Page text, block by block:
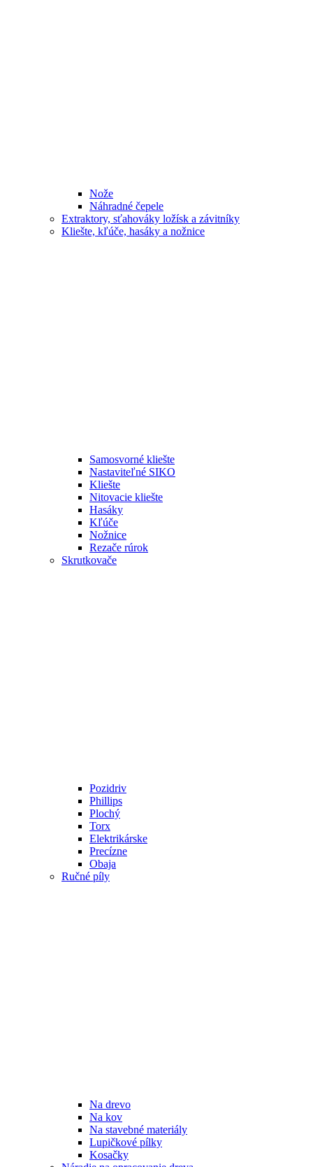
Nože
Náhradné čepele
Extraktory, sťahováky ložísk a závitníky
Kliešte, kľúče, hasáky a nožnice
Samosvorné kliešte
Nastaviteľné SIKO
Kliešte
Nitovacie kliešte
Hasáky
Kľúče
Nožnice
Rezače rúrok
Skrutkovače
Pozidriv
Phillips
Plochý
Torx
Elektrikárske
Precízne
Obaja
Ručné píly
Na drevo
Na kov
Na stavebné materiály
Lupičkové pílky
Kosačky